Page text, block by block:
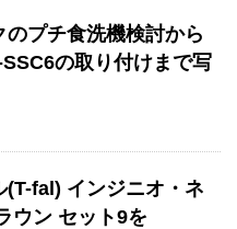
のプチ食洗機検討から
の取り付けまで写
(T-fal) インジニオ・ネ
ウン セット9を